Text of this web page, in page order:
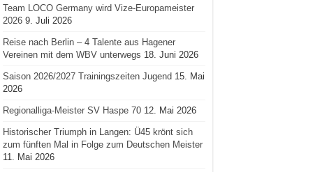
Team LOCO Germany wird Vize-Europameister
2026 9. Juli 2026
Reise nach Berlin – 4 Talente aus Hagener
Vereinen mit dem WBV unterwegs 18. Juni 2026
Saison 2026/2027 Trainingszeiten Jugend 15. Mai
2026
Regionalliga-Meister SV Haspe 70 12. Mai 2026
Historischer Triumph in Langen: Ü45 krönt sich
zum fünften Mal in Folge zum Deutschen Meister
11. Mai 2026